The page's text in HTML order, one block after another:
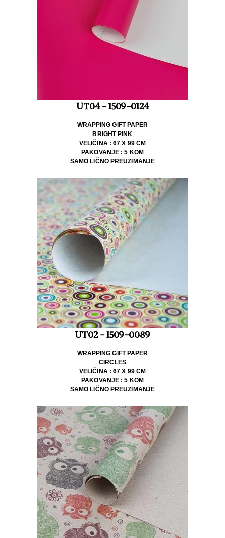
UT04 - 1509-0124
WRAPPING GIFT PAPER
BRIGHT PINK
VELIČINA : 67 X 99 CM
PAKOVANJE : 5 KOM
SAMO LIČNO PREUZIMANJE
UT02 - 1509-0089
WRAPPING GIFT PAPER
CIRCLES
VELIČINA : 67 X 99 CM
PAKOVANJE : 5 KOM
SAMO LIČNO PREUZIMANJE